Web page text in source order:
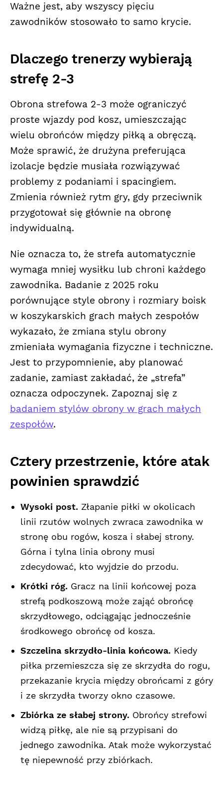
Ważne jest, aby wszyscy pięciu
zawodników stosowało to samo krycie.
Dlaczego trenerzy wybierają
strefę 2-3
Obrona strefowa 2-3 może ograniczyć
proste wjazdy pod kosz, umieszczając
wielu obrońców między piłką a obręczą.
Może sprawić, że drużyna preferująca
izolacje będzie musiała rozwiązywać
problemy z podaniami i spacingiem.
Zmienia również rytm gry, gdy przeciwnik
przygotował się głównie na obronę
indywidualną.
Nie oznacza to, że strefa automatycznie
wymaga mniej wysiłku lub chroni każdego
zawodnika. Badanie z 2025 roku
porównujące style obrony i rozmiary boisk
w koszykarskich grach małych zespołów
wykazało, że zmiana stylu obrony
zmieniała wymagania fizyczne i techniczne.
Jest to przypomnienie, aby planować
zadanie, zamiast zakładać, że „strefa”
oznacza odpoczynek. Zapoznaj się z
badaniem stylów obrony w grach małych
zespołów.
Cztery przestrzenie, które atak
powinien sprawdzić
Wysoki post. Złapanie piłki w okolicach
linii rzutów wolnych zwraca zawodnika w
stronę obu rogów, kosza i słabej strony.
Górna i tylna linia obrony musi
zdecydować, kto wyjdzie do przodu.
Krótki róg. Gracz na linii końcowej poza
strefą podkoszową może zająć obrońcę
skrzydłowego, odciągając jednocześnie
środkowego obrońcę od kosza.
Szczelina skrzydło-linia końcowa. Kiedy
piłka przemieszcza się ze skrzydła do rogu,
przekazanie krycia między obrońcami z góry
i ze skrzydła tworzy okno czasowe.
Zbiórka ze słabej strony. Obrońcy strefowi
widzą piłkę, ale nie są przypisani do
jednego zawodnika. Atak może wykorzystać
tę niepewność przy zbiórkach.